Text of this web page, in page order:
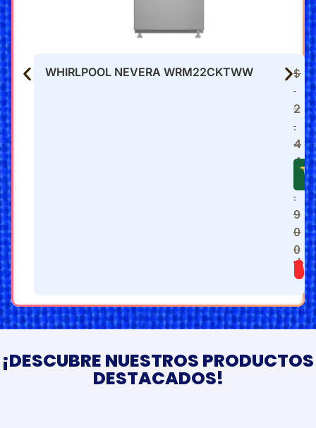
WHIRLPOOL NEVERA WRM22CKTWW $
2
.
4
4
.
9
0
0
$
1.399.900
¡DESCUBRE NUESTROS PRODUCTOS
DESTACADOS!